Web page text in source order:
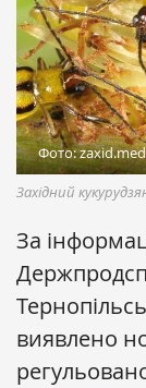
Фото:
Західний
За
виявлено